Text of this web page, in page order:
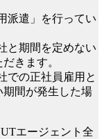
派遣」を行ってい
と期間を定めない
きます。
での正社員雇用と
間が発生した場
エージェント全